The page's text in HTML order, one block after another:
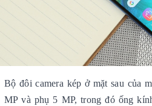
Bộ đôi camera kép ở mặt sau của
MP và phụ 5 MP, trong đó ống